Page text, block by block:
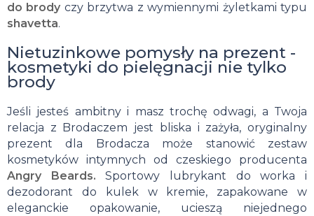
do brody czy brzytwa z wymiennymi żyletkami typu
shavetta.
Nietuzinkowe pomysły na prezent -
kosmetyki do pielęgnacji nie tylko
brody
Jeśli jesteś ambitny i masz trochę odwagi, a Twoja
relacja z Brodaczem jest bliska i zażyła, oryginalny
prezent dla Brodacza może stanowić zestaw
kosmetyków intymnych od czeskiego producenta
Angry Beards. Sportowy lubrykant do worka i
dezodorant do kulek w kremie, zapakowane w
eleganckie opakowanie, ucieszą niejednego